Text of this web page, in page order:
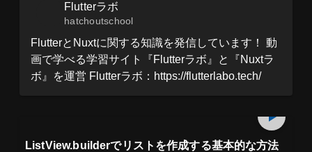
Flutterラボ
hatchoutschool
FlutterとNuxtに関する知識を発信しています！ 動
画で学べる学習サイト『Flutterラボ』と『Nuxtラ
ボ』を運営 Flutterラボ：https://flutterlabo.tech/
17min
見放題
ListView.builderでリストを作成する基本的な方法